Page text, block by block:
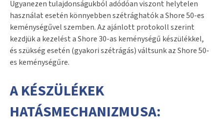
Ugyanezen tulajdonságukból adódóan viszont helytelen
használat esetén könnyebben szétrághatók a Shore 50-es
keménységűvel szemben. Az ajánlott protokoll szerint
kezdjük a kezelést a Shore 30-as keménységű készülékkel,
és szükség esetén (gyakori szétrágás) váltsunk az Shore 50-
es keménységűre.
A KÉSZÜLÉKEK
HATÁSMECHANIZMUSA: